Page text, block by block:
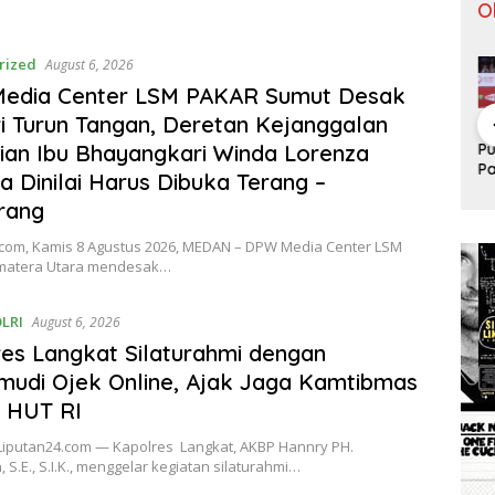
August 6, 2026
Center LSM PAKAR Sumut Desak
Turun Tangan, Deretan Kejanggalan
Ibu Bhayangkari Winda Lorenza
Dinilai Harus Dibuka Terang –
Kamis 8 Agustus 2026, MEDAN – DPW Media Center LSM
Utara mendesak…
August 6, 2026
Langkat Silaturahmi dengan
Ojek Online, Ajak Jaga Kamtibmas
RI
— Kapolres Langkat, AKBP Hannry PH.
S.E., S.I.K., menggelar kegiatan silaturahmi…
Klasemen F1
2019 Usai
Bottas
Australia
Tontowi
Ahmad/Liliy
ana Natsir
Sabet Gelar
Pergantian
Jitu Luis
Mengantar
Tunggal
Putra
Saran Untuk